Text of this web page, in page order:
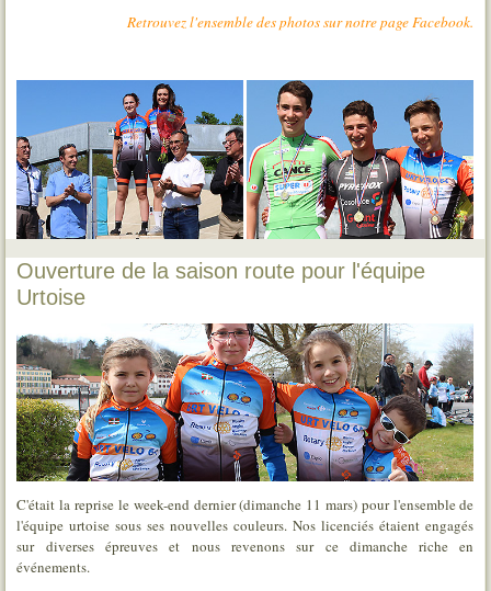
Retrouvez l'ensemble des photos sur notre page Facebook.
Ouverture de la saison route pour l'équipe
Urtoise
C'était la reprise le week-end dernier (dimanche 11 mars) pour l'ensemble de
l'équipe urtoise sous ses nouvelles couleurs. Nos licenciés étaient engagés
sur diverses épreuves et nous revenons sur ce dimanche riche en
événements.